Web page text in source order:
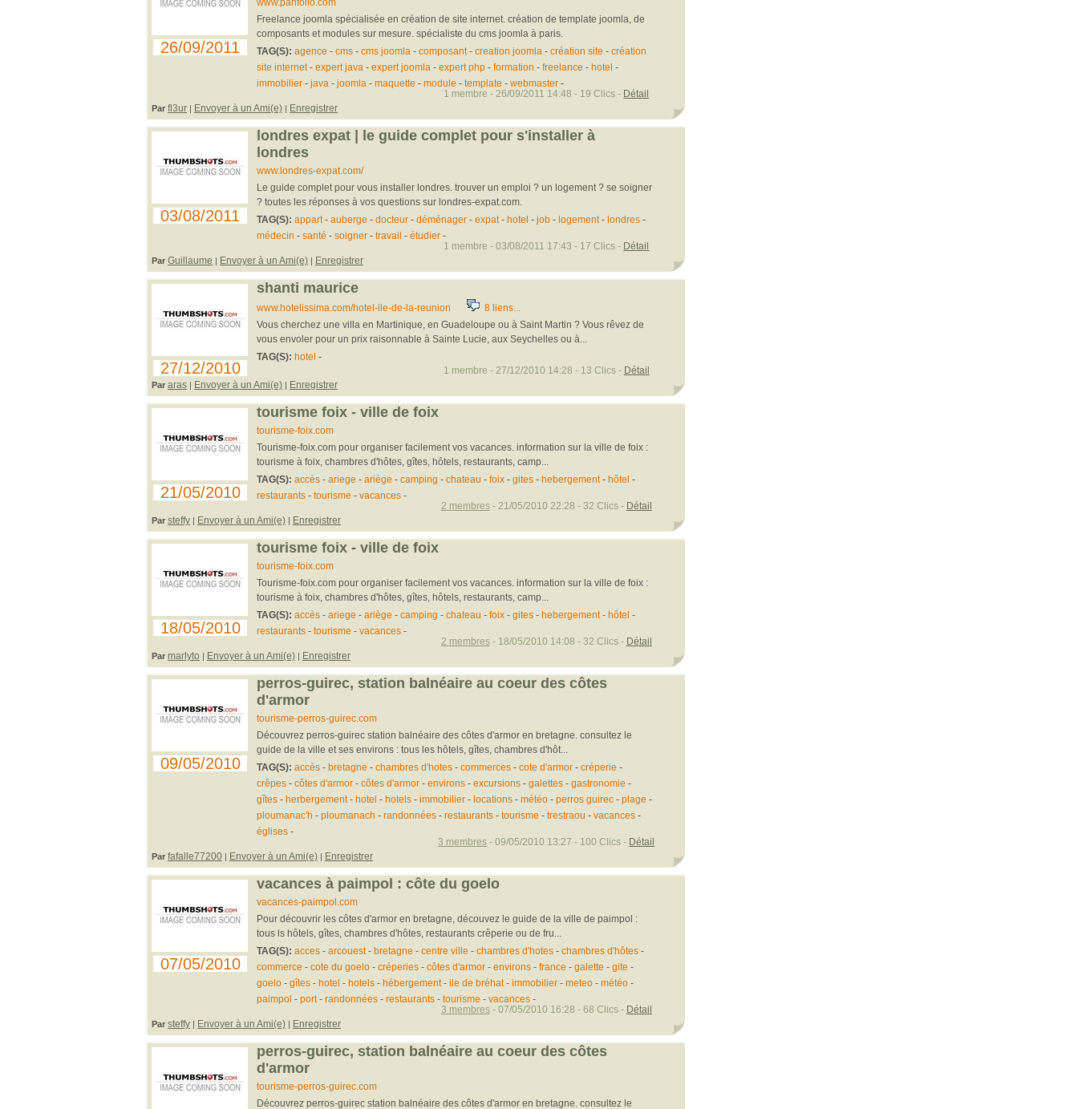
26/09/2011
www.panfolio.com
Freelance joomla spécialisée en création de site internet. création de template joomla, de
composants et modules sur mesure. spécialiste du cms joomla à paris.
TAG(S): agence - cms - cms joomla - composant- creation joomla - création site - création
site internet- expert java - expert joomla - expert php- formation - freelance - hotel -
immobilier- java - joomla - maquette - module - template - webmaster-
Par fl3ur | Envoyer à un Ami(e) | Enregistrer
1 membre - 26/09/2011 14:48 - 19 Clics - Détail
03/08/2011
londres expat | le guide complet pour s'installer à
londres
www.londres-expat.com/
Le guide complet pour vous installer londres. trouver un emploi ? un logement ? se soigner
? toutes les réponses à vos questions sur londres-expat.com.
TAG(S): appart- auberge - docteur- déménager- expat- hotel - job - logement- londres-
médecin - santé - soigner- travail - étudier-
Par Guillaume | Envoyer à un Ami(e) | Enregistrer
1 membre - 03/08/2011 17:43 - 17 Clics - Détail
27/12/2010
shanti maurice
www.hotelissima.com/hotel-ile-de-la-reunion 8 liens...
Vous cherchez une villa en Martinique, en Guadeloupe ou à Saint Martin ? Vous rêvez de
vous envoler pour un prix raisonnable à Sainte Lucie, aux Seychelles ou à...
TAG(S): hotel -
Par aras | Envoyer à un Ami(e) | Enregistrer
1 membre - 27/12/2010 14:28 - 13 Clics - Détail
21/05/2010
tourisme foix - ville de foix
tourisme-foix.com
Tourisme-foix.com pour organiser facilement vos vacances. information sur la ville de foix :
tourisme à foix, chambres d'hôtes, gîtes, hôtels, restaurants, camp...
TAG(S): accès- ariege - ariège - camping - chateau - foix- gites- hebergement- hôtel -
restaurants- tourisme - vacances-
Par steffy | Envoyer à un Ami(e) | Enregistrer
2 membres- 21/05/2010 22:28 - 32 Clics - Détail
18/05/2010
tourisme foix - ville de foix
tourisme-foix.com
Tourisme-foix.com pour organiser facilement vos vacances. information sur la ville de foix :
tourisme à foix, chambres d'hôtes, gîtes, hôtels, restaurants, camp...
TAG(S): accès- ariege - ariège - camping - chateau - foix- gites- hebergement- hôtel -
restaurants- tourisme - vacances-
Par marlyto | Envoyer à un Ami(e) | Enregistrer
2 membres- 18/05/2010 14:08 - 32 Clics - Détail
09/05/2010
perros-guirec, station balnéaire au coeur des côtes
d'armor
tourisme-perros-guirec.com
Découvrez perros-guirec station balnéaire des côtes d'armor en bretagne. consultez le
guide de la ville et ses environs : tous les hôtels, gîtes, chambres d'hôt...
TAG(S): accès- bretagne - chambres d'hotes- commerces- cote d'armor- créperie -
crêpes- côtes d'armor- côtes d'armor- environs- excursions- galettes- gastronomie -
gîtes- herbergement- hotel - hotels- immobilier- locations- météo- perros guirec- plage -
ploumanac'h - ploumanach - randonnées- restaurants- tourisme - trestraou - vacances-
églises-
Par fafalle77200 | Envoyer à un Ami(e) | Enregistrer
3 membres - 09/05/2010 13:27 - 100 Clics - Détail
07/05/2010
vacances à paimpol : côte du goelo
vacances-paimpol.com
Pour découvrir les côtes d'armor en bretagne, découvez le guide de la ville de paimpol :
tous ls hôtels, gîtes, chambres d'hôtes, restaurants crêperie ou de fru...
TAG(S): acces- arcouest- bretagne - centre ville - chambres d'hotes- chambres d'hôtes-
commerce - cote du goelo- créperies- côtes d'armor- environs- france - galette - gite -
goelo- gîtes- hotel - hotels- hébergement- ile de bréhat- immobilier- meteo- météo-
paimpol - port- randonnées- restaurants- tourisme - vacances-
Par steffy | Envoyer à un Ami(e) | Enregistrer
3 membres- 07/05/2010 16:28 - 68 Clics - Détail
perros-guirec, station balnéaire au coeur des côtes
d'armor
tourisme-perros-guirec.com
Découvrez perros-guirec station balnéaire des côtes d'armor en bretagne. consultez le